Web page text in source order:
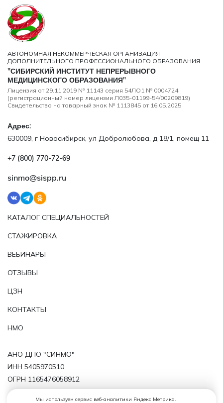
Мы используем сервис веб-аналитики Яндекс Метрика.
АВТОНОМНАЯ НЕКОММЕРЧЕСКАЯ ОРГАНИЗАЦИЯ
ДОПОЛНИТЕЛЬНОГО ПРОФЕССИОНАЛЬНОГО ОБРАЗОВАНИЯ
"СИБИРСКИЙ ИНСТИТУТ НЕПРЕРЫВНОГО
МЕДИЦИНСКОГО ОБРАЗОВАНИЯ"
Лицензия от 29.11.2019 № 11143 серия 54ЛО1 № 0004724
(регистрационный номер лицензии Л035-01199-54/00209819)
Свидетельство на товарный знак № 1113845 от 16.05.2025
Адрес:
630009, г Новосибирск, ул Добролюбова, д 18/1, помещ 11
+7 (800) 770‑72‑69
sinmo@sispp.ru
КАТАЛОГ СПЕЦИАЛЬНОСТЕЙ
СТАЖИРОВКА
ВЕБИНАРЫ
ОТЗЫВЫ
ЦЗН
КОНТАКТЫ
НМО
АНО ДПО "СИНМО"
ИНН 5405970510
ОГРН 1165476058912
Политика обработки персональных данных